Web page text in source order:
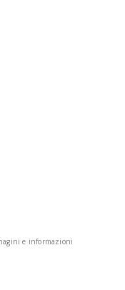
e informazioni